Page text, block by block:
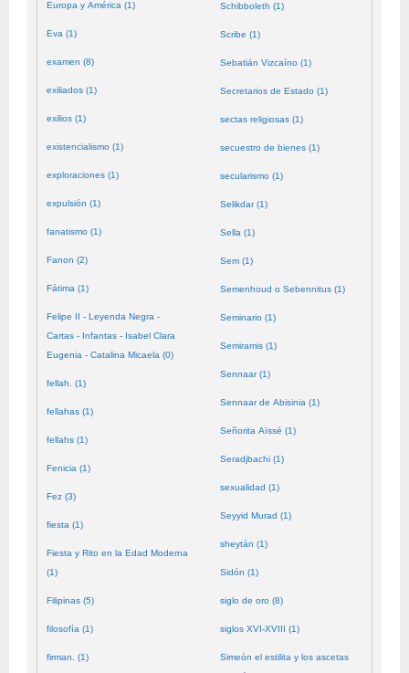
Europa y América (1)
Eva (1)
examen (8)
exiliados (1)
exilios (1)
existencialismo (1)
exploraciones (1)
expulsión (1)
fanatismo (1)
Fanon (2)
Fátima (1)
Felipe II - Leyenda Negra -
Cartas - Infantas - Isabel Clara
Eugenia - Catalina Micaela (0)
fellah. (1)
fellahas (1)
fellahs (1)
Fenicia (1)
Fez (3)
fiesta (1)
Fiesta y Rito en la Edad Moderna
(1)
Filipinas (5)
filosofía (1)
firman. (1)
Schibboleth (1)
Scribe (1)
Sebatián Vizcaíno (1)
Secretarios de Estado (1)
sectas religiosas (1)
secuestro de bienes (1)
secularismo (1)
Selikdar (1)
Sella (1)
Sem (1)
Semenhoud o Sebennitus (1)
Seminario (1)
Semiramis (1)
Sennaar (1)
Sennaar de Abisinia (1)
Señorita Aïssé (1)
Seradjbachi (1)
sexualidad (1)
Seyyid Murad (1)
sheytán (1)
Sidón (1)
siglo de oro (8)
siglos XVI-XVIII (1)
Simeón el estilita y los ascetas